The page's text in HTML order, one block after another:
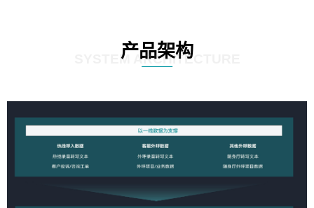
产品架构
SYSTEM ARCHITECTURE